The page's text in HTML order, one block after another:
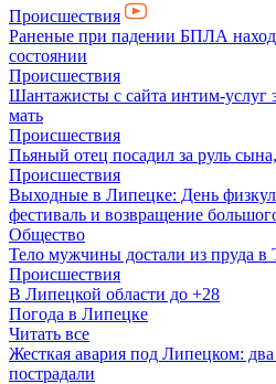
Происшествия
Раненые при падении БПЛА
состоянии
Происшествия
Шантажисты с сайта интим-услуг
мать
Происшествия
Пьяный отец посадил за руль
Происшествия
Выходные в Липецке: День
фестиваль и возвращение
Общество
Тело мужчины достали из пруда в
Происшествия
В Липецкой области до +28
Погода в Липецке
Читать все
Жесткая авария под Липецком:
пострадали